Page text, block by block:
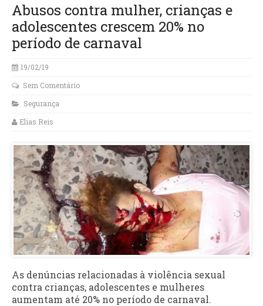
Abusos contra mulher, crianças e
adolescentes crescem 20% no
período de carnaval
19/02/19
Sem Comentário
Segurança
Elias Reis
As denúncias relacionadas à violência sexual
contra crianças, adolescentes e mulheres
aumentam até 20% no período de carnaval.